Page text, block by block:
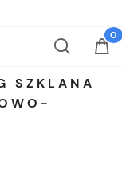
SZKLANA